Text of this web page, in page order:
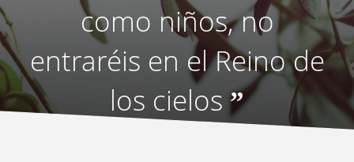
como niños, no
entraréis en el Reino de
los cielos”